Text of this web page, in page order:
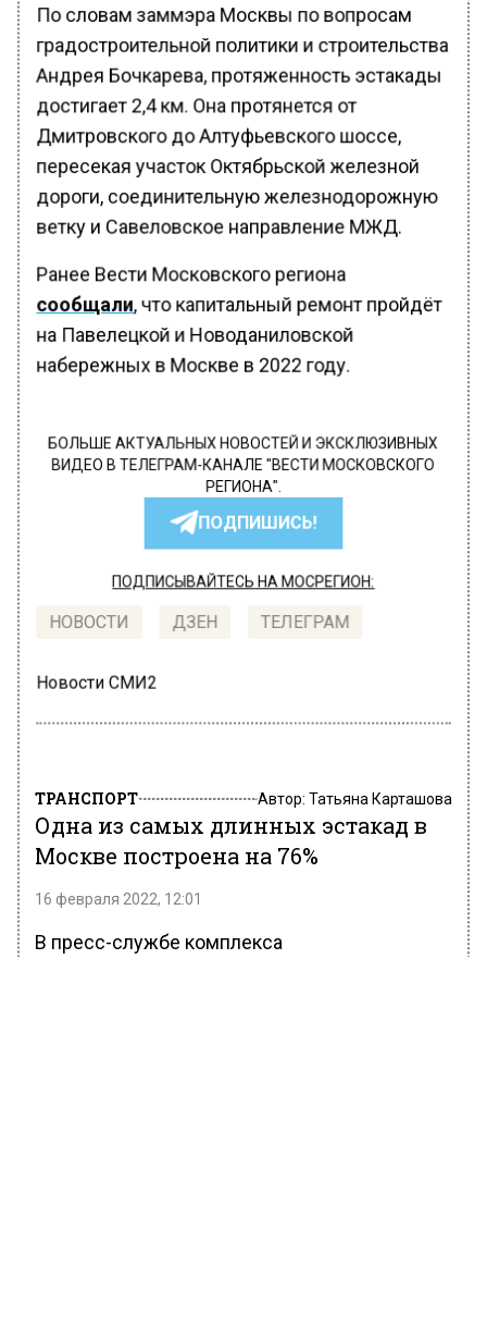
По словам заммэра Москвы по вопросам
градостроительной политики и строительства
Андрея Бочкарева, протяженность эстакады
достигает 2,4 км. Она протянется от
Дмитровского до Алтуфьевского шоссе,
пересекая участок Октябрьской железной
дороги, соединительную железнодорожную
ветку и Савеловское направление МЖД.
Ранее Вести Московского региона
сообщали, что капитальный ремонт пройдёт
на Павелецкой и Новоданиловской
набережных в Москве в 2022 году.
БОЛЬШЕ АКТУАЛЬНЫХ НОВОСТЕЙ И ЭКСКЛЮЗИВНЫХ
ВИДЕО В ТЕЛЕГРАМ-КАНАЛЕ "ВЕСТИ МОСКОВСКОГО
РЕГИОНА".
ПОДПИШИСЬ!
ПОДПИСЫВАЙТЕСЬ НА МОСРЕГИОН:
НОВОСТИ ДЗЕН ТЕЛЕГРАМ
Новости СМИ2
ТРАНСПОРТ Автор: Татьяна Карташова
Одна из самых длинных эстакад в
Москве построена на 76%
16 февраля 2022, 12:01
В пресс-службе комплекса